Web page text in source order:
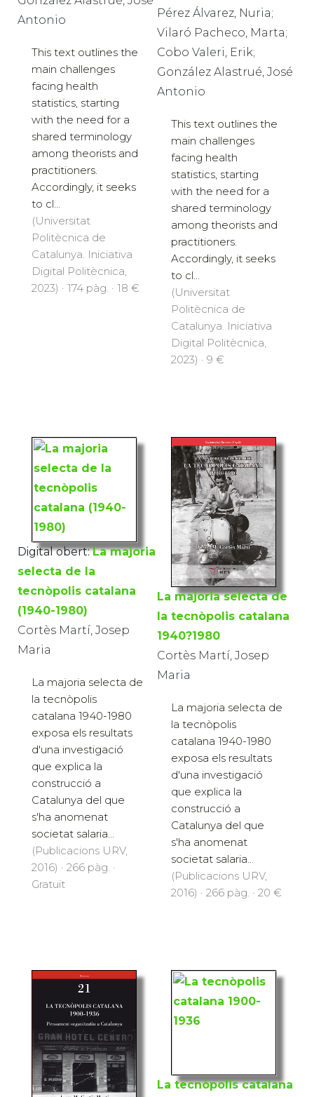
Antonio
This text outlines the
main challenges
facing health
statistics, starting
with the need for a
shared terminology
among theorists and
practitioners.
Accordingly, it seeks
to cl...
(Universitat
Politècnica de
Catalunya. Iniciativa
Digital Politècnica,
2023) · 174 pàg. · 18 €
Pérez Álvarez, Nuria;
Vilaró Pacheco, Marta;
Cobo Valeri, Erik;
González Alastrué, José
Antonio
This text outlines the
main challenges
facing health
statistics, starting
with the need for a
shared terminology
among theorists and
practitioners.
Accordingly, it seeks
to cl...
(Universitat
Politècnica de
Catalunya. Iniciativa
Digital Politècnica,
2023) · 9 €
Digital obert: La majoria
selecta de la
tecnòpolis catalana
(1940-1980)
Cortès Martí, Josep
Maria
La majoria selecta de
la tecnòpolis
catalana 1940-1980
exposa els resultats
d'una investigació
que explica la
construcció a
Catalunya del que
s'ha anomenat
societat salaria...
(Publicacions URV,
2016) · 266 pàg. ·
Gratuït
La majoria selecta de
la tecnòpolis catalana
1940?1980
Cortès Martí, Josep
Maria
La majoria selecta de
la tecnòpolis
catalana 1940-1980
exposa els resultats
d'una investigació
que explica la
construcció a
Catalunya del que
s'ha anomenat
societat salaria...
(Publicacions URV,
2016) · 266 pàg. · 20 €
La tecnòpolis catalana